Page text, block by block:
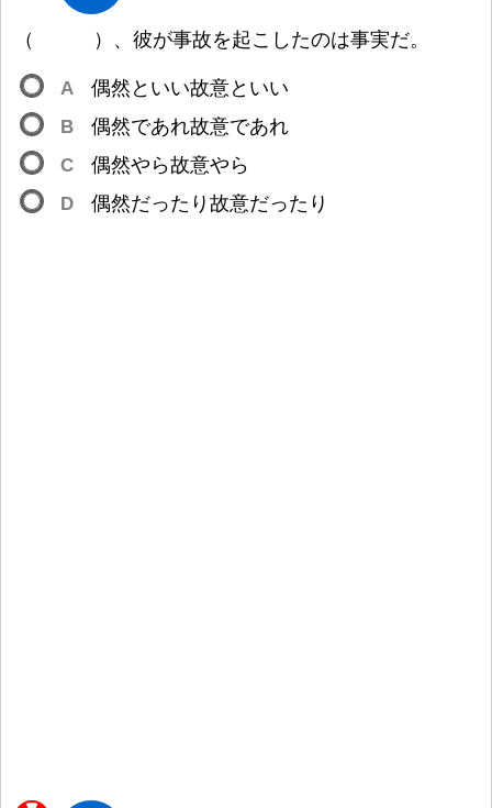
（ ） 、 彼が事故を起 こしたのは事実だ。
A 偶然 といい故意といい
B
偶然であれ故意であれ
C
偶然やら故意やら
D
偶然だったり 故意だったり